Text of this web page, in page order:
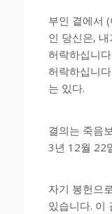
부인 곁에서
인 당신은, 내
허락하십니
허락하십니
는 있다.
결의는 죽음
3년 12월 22
자기 봉헌으
있습니다. 이